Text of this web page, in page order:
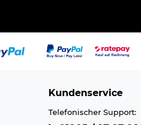
Kundenservice
Telefonischer Support: